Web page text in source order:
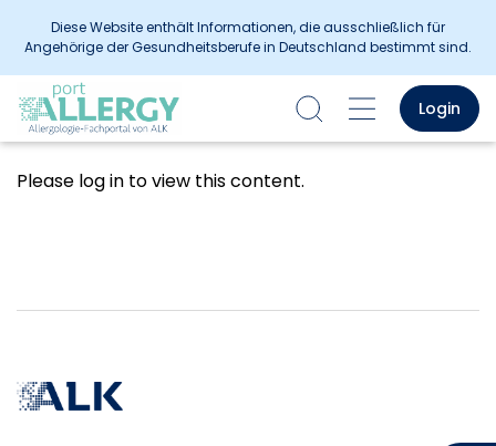
Diese Website enthält Informationen, die ausschließlich für
Angehörige der Gesundheitsberufe in Deutschland bestimmt sind.
Login
Please log in to view this content.